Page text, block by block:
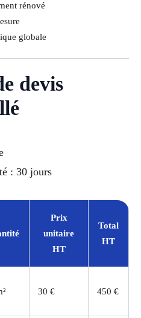
rénové
globale
devis
: 30 jours
Prix
unitaire
HT
Total
HT
30 € 450 €